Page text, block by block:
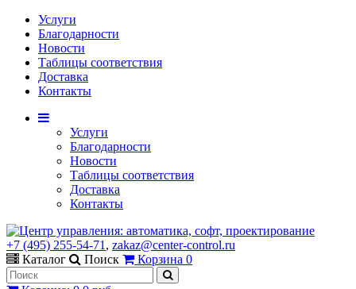
Услуги
Благодарности
Новости
Таблицы соответствия
Доставка
Контакты
Услуги
Благодарности
Новости
Таблицы соответствия
Доставка
Контакты
+7 (495) 255-54-71 , zakaz@center-control.ru
Каталог
Поиск Корзина 0